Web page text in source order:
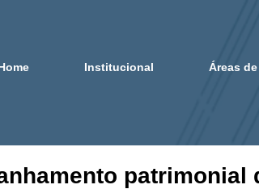
Institucional Áreas
patrimonial